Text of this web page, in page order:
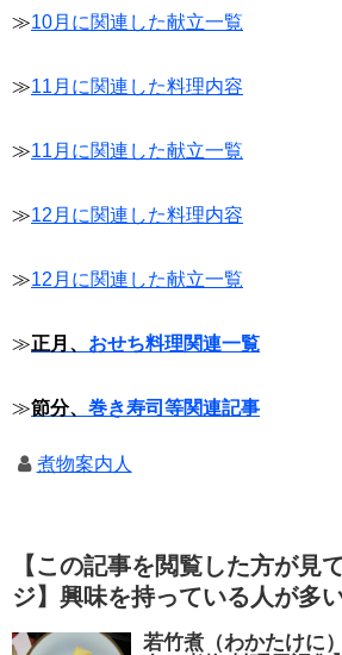
≫10月に関連した献立一覧
≫11月に関連した料理内容
≫11月に関連した献立一覧
≫12月に関連した料理内容
≫12月に関連した献立一覧
≫正月、 おせち料理関連一覧
≫節分、 巻き寿司等関連記事
煮物案内人
【この記事を閲覧した方が見
ジ】興味を持っている人が多
若竹煮（わかたけに